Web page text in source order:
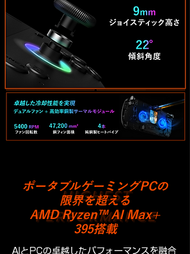
HIGHEST
PERFORMANCE
ポータブルゲーミングPCの
限界を超える
AMD Ryzen™ AI Max+
395搭載
AIとPCの卓越したパフォーマンスを融合